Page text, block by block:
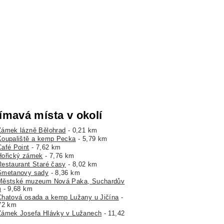
místa v okolí
lázně Bělohrad - 0,21 km
a kemp Pecka- 5,79 km
Point - 7,62 km
zámek - 7,76 km
Staré časy - 8,02 km
sady - 8,36 km
muzeum Nová Paka, Suchardův
- 9,68 km
osada a kemp Lužany u Jičína-
km
Josefa Hlávky v Lužanech - 11,42